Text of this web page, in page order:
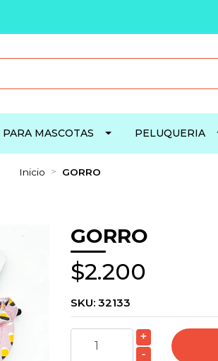
MASCOTAS PELUQUERIA
Inicio GORRO
GORRO
$2.200
SKU: 32133
+
-